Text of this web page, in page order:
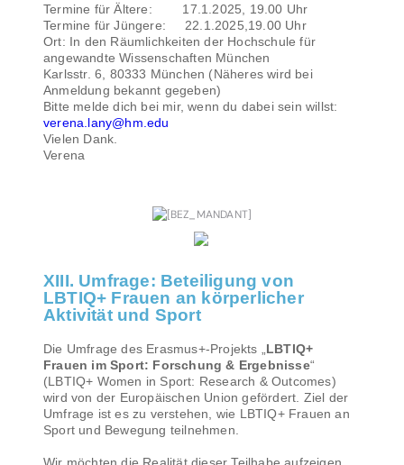
Termine für Ältere: 17.1.2025, 19.00 Uhr
Termine für Jüngere: 22.1.2025,19.00 Uhr
Ort: In den Räumlichkeiten der Hochschule für
angewandte Wissenschaften München
Karlsstr. 6, 80333 München (Näheres wird bei
Anmeldung bekannt gegeben)
Bitte melde dich bei mir, wenn du dabei sein willst:
verena.lany@hm.edu
Vielen Dank.
Verena
XIII. Umfrage: Beteiligung von
LBTIQ+ Frauen an körperlicher
Aktivität und Sport
Die Umfrage des Erasmus+-Projekts „ LBTIQ+
Frauen im Sport: Forschung & Ergebnisse“
(LBTIQ+ Women in Sport: Research & Outcomes)
wird von der Europäischen Union gefördert. Ziel der
Umfrage ist es zu verstehen, wie LBTIQ+ Frauen an
Sport und Bewegung teilnehmen.
Wir möchten die Realität dieser Teilhabe aufzeigen